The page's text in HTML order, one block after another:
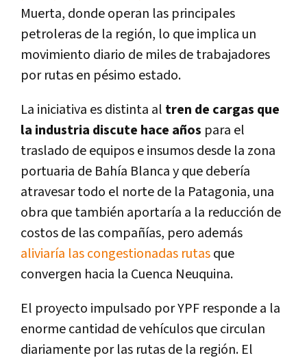
Muerta, donde operan las principales
petroleras de la región, lo que implica un
movimiento diario de miles de trabajadores
por rutas en pésimo estado.
La iniciativa es distinta al tren de cargas que
la industria discute hace años para el
traslado de equipos e insumos desde la zona
portuaria de Bahía Blanca y que debería
atravesar todo el norte de la Patagonia, una
obra que también aportaría a la reducción de
costos de las compañías, pero además
aliviaría las congestionadas rutasque
convergen hacia la Cuenca Neuquina.
El proyecto impulsado por YPF responde a la
enorme cantidad de vehículos que circulan
diariamente por las rutas de la región. El